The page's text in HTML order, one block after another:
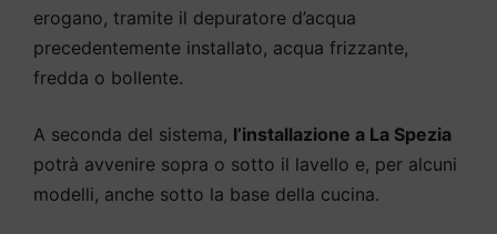
erogano, tramite il depuratore d’acqua
precedentemente installato, acqua frizzante,
fredda o bollente.
A seconda del sistema, l’installazione a La Spezia
potrà avvenire sopra o sotto il lavello e, per alcuni
modelli, anche sotto la base della cucina.